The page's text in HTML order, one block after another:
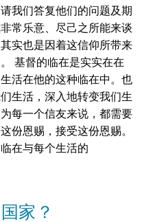
我们答复他们的问题及期
常乐意、尽己之所能来谈
实也是因着这信仰所带来
基督的临在是实实在在
活在他的这种临在中。也
生活，深入地转变我们生
每一个信友来说，都需要
份恩赐，接受这份恩赐。
在与每个生活的
家？